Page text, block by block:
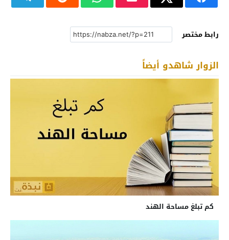
رابط مختصر
الزوار شاهدو أيضاً
كم تبلغ مساحة الهند